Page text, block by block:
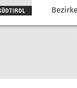
Bezirke